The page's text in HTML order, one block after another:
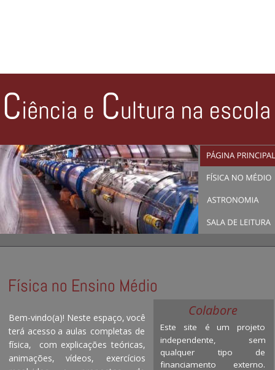
Física no Ensino Médio
Bem-vindo(a)! Neste espaço, você
terá acesso a aulas completas de
física,
com explicações teóricas,
animações,
vídeos,
exercícios
Colabore
Este site é um
projeto
independente,
sem
qualquer
tipo
de
financiamento
externo.